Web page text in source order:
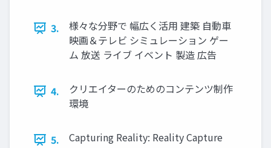
3.
様々な分野で 幅広く活用 建築 自動車
映画＆テレビ シミュレーション ゲー
ム 放送 ライブ イベント 製造 広告
4.
クリエイターのためのコンテンツ制作
環境
5. Capturing Reality: Reality Capture